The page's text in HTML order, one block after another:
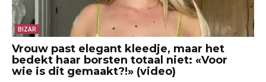
BIZAR
Vrouw past elegant kleedje, maar het
bedekt haar borsten totaal niet: «Voor
wie is dit gemaakt?!» (video)